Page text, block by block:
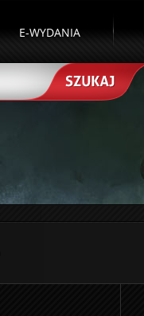
E-WYDANIA